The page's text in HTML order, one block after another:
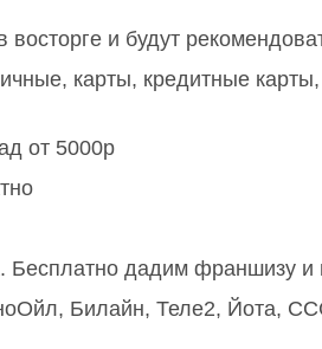
и будут
карты, кредитные
от 5000р
Бесплатно дадим франшизу и
Билайн, Теле2, Йота,